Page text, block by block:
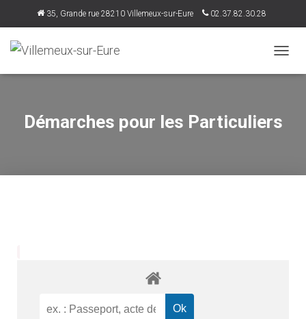
35, Grande rue 28210 Villemeux-sur-Eure 02.37.82.30.28
É
E
N
Démarches pour les Particuliers